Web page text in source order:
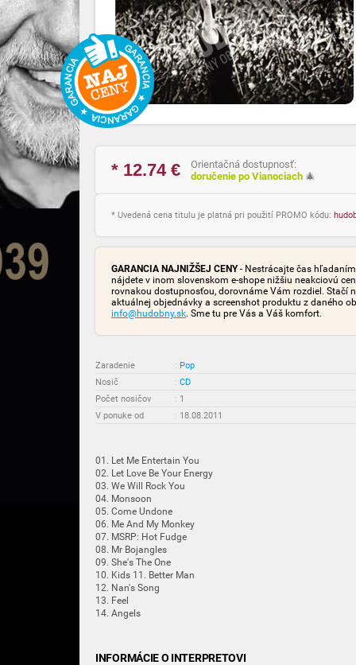
* 12.74€
Orientačná dostupnosť:
doručenie po Vianociach 🎄
* Uvedená cena titulu je platná pri použití PROMO kódu:
GARANCIA NAJNIŽŠEJ CENY- Nestrácajte čas
nájdete v inom slovenskom e-shope nižšiu neakciovú
rovnakou dostupnosťou, dorovnáme Vám rozdiel. Stačí
aktuálnej objednávky a screenshot produktu z daného
info@hudobny.sk. Sme tu pre Vás a Váš komfort.
Zaradenie : Pop
Nosič
: CD
Počet nosičov
: 1
V ponuke od
: 18.08.2011
01. Let Me Entertain You
02. Let Love Be Your Energy
03. We Will Rock You
04. Monsoon
05. Come Undone
06. Me And My Monkey
07. MSRP: Hot Fudge
08. Mr Bojangles
09. She's The One
10. Kids 11. Better Man
12. Nan's Song
13. Feel
14. Angels
INFORMÁCIE O INTERPRETOVI